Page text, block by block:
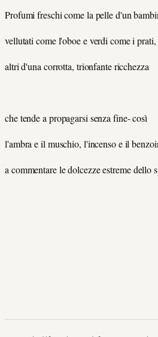
Profumi freschi come la pelle d'un
vellutati come l'oboe e verdi come i prati,
altri d'una corrotta, trionfante ricchezza
che tende a propagarsi senza fine- così
l'ambra e il muschio, l'incenso e il
a commentare le dolcezze estreme dello